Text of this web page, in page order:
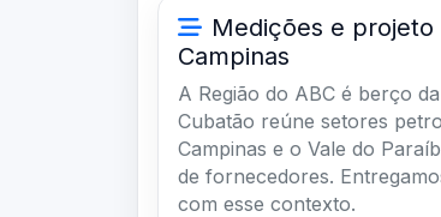
Medições e projeto
Campinas
A Região do ABC é berço
Cubatão reúne setores
Campinas e o Vale do
de fornecedores.
com esse contexto.